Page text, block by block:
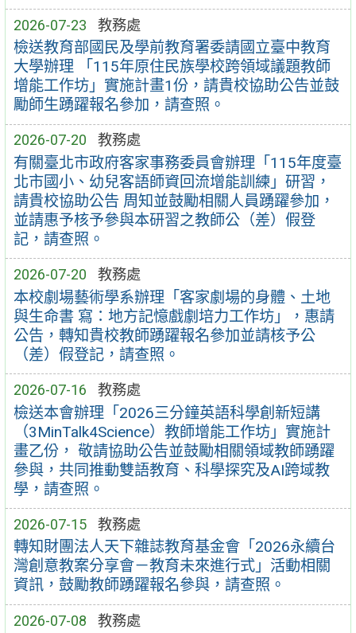
2026-07-23 教務處
檢送教育部國民及學前教育署委請國立臺中教育
大學辦理 「115年原住民族學校跨領域議題教師
增能工作坊」實施計畫1份，請貴校協助公告並鼓
勵師生踴躍報名參加，請查照。
2026-07-20 教務處
有關臺北市政府客家事務委員會辦理「115年度臺
北市國小、幼兒客語師資回流增能訓練」研習，
請貴校協助公告 周知並鼓勵相關人員踴躍參加，
並請惠予核予參與本研習之教師公（差）假登
記，請查照。
2026-07-20 教務處
本校劇場藝術學系辦理「客家劇場的身體、土地
與生命書 寫：地方記憶戲劇培力工作坊」，惠請
公告，轉知貴校教師踴躍報名參加並請核予公
（差）假登記，請查照。
2026-07-16 教務處
檢送本會辦理「2026三分鐘英語科學創新短講
（3MinTalk4Science）教師增能工作坊」實施計
畫乙份， 敬請協助公告並鼓勵相關領域教師踴躍
參與，共同推動雙語教育、科學探究及AI跨域教
學，請查照。
2026-07-15 教務處
轉知財團法人天下雜誌教育基金會「2026永續台
灣創意教案分享會－教育未來進行式」活動相關
資訊，鼓勵教師踴躍報名參與，請查照。
2026-07-08 教務處